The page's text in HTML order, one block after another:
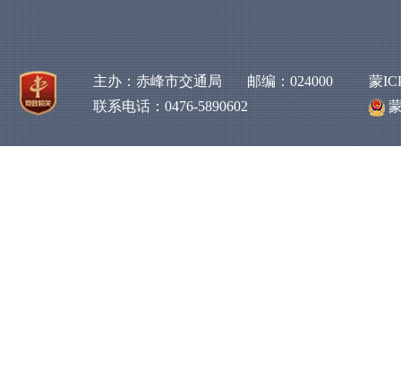
主办：赤峰市交通局 邮编：024000
联系电话：0476-5890602
蒙